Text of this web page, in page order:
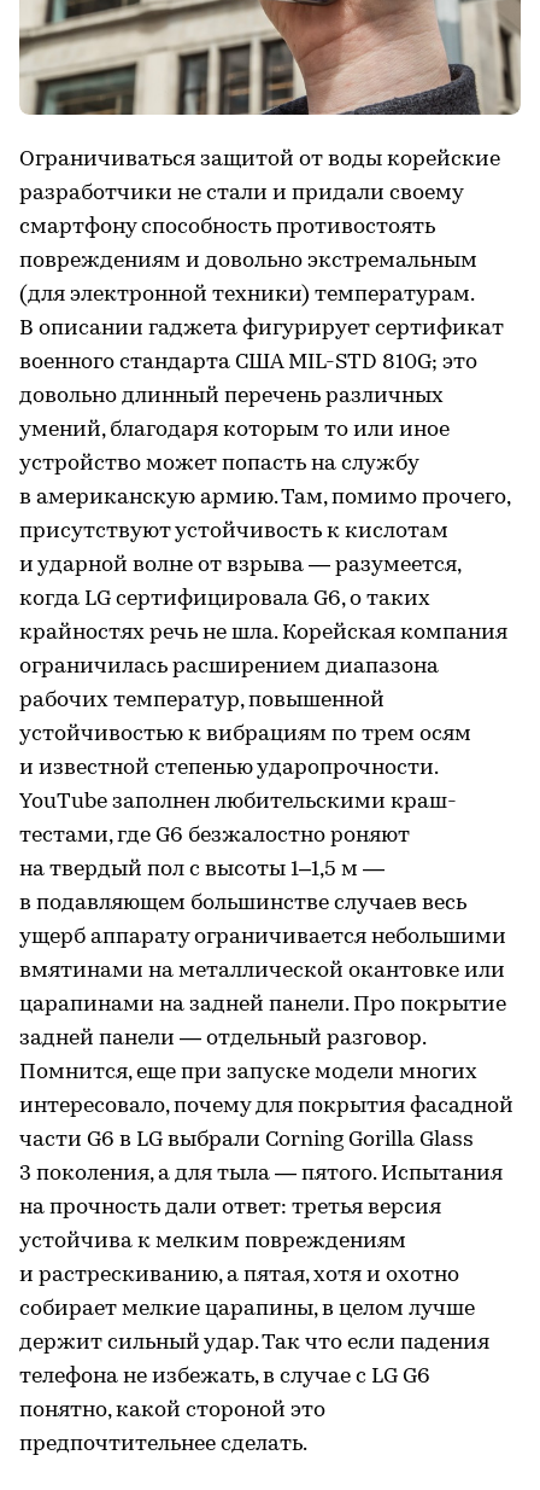
Ограничиваться защитой от воды корейские
разработчики не стали и придали своему
смартфону способность противостоять
повреждениям и довольно экстремальным
(для электронной техники) температурам.
В описании гаджета фигурирует сертификат
военного стандарта США MIL-STD 810G; это
довольно длинный перечень различных
умений, благодаря которым то или иное
устройство может попасть на службу
в американскую армию. Там, помимо прочего,
присутствуют устойчивость к кислотам
и ударной волне от взрыва — разумеется,
когда LG сертифицировала G6, о таких
крайностях речь не шла. Корейская компания
ограничилась расширением диапазона
рабочих температур, повышенной
устойчивостью к вибрациям по трем осям
и известной степенью ударопрочности.
YouTube заполнен любительскими краш-
тестами, где G6 безжалостно роняют
на твердый пол с высоты 1–1,5 м —
в подавляющем большинстве случаев весь
ущерб аппарату ограничивается небольшими
вмятинами на металлической окантовке или
царапинами на задней панели. Про покрытие
задней панели — отдельный разговор.
Помнится, еще при запуске модели многих
интересовало, почему для покрытия фасадной
части G6 в LG выбрали Corning Gorilla Glass
3 поколения, а для тыла — пятого. Испытания
на прочность дали ответ: третья версия
устойчива к мелким повреждениям
и растрескиванию, а пятая, хотя и охотно
собирает мелкие царапины, в целом лучше
держит сильный удар. Так что если падения
телефона не избежать, в случае с LG G6
понятно, какой стороной это
предпочтительнее сделать.